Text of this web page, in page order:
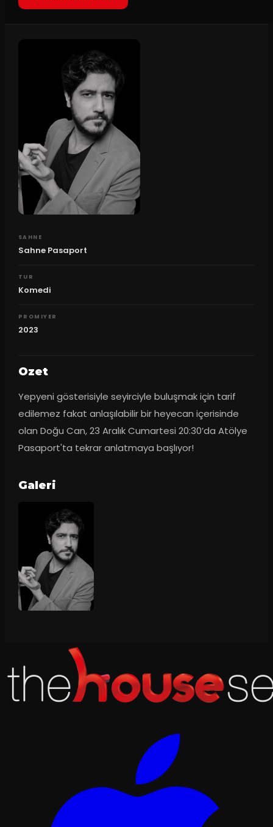
SAHNE
Sahne Pasaport
TUR
Komedi
PROMIYER
2023
Ozet
Yepyeni gösterisiyle seyirciyle buluşmak için tarif
edilemez fakat anlaşılabilir bir heyecan içerisinde
olan Doğu Can, 23 Aralık Cumartesi 20:30’da Atölye
Pasaport'ta tekrar anlatmaya başlıyor!
Galeri